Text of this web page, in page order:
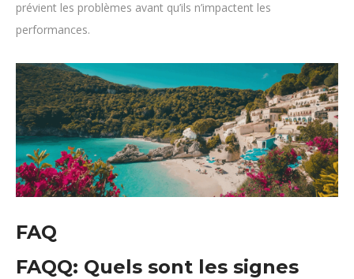
prévient les problèmes avant qu’ils n’impactent les
performances.
FAQ
FAQQ: Quels sont les signes